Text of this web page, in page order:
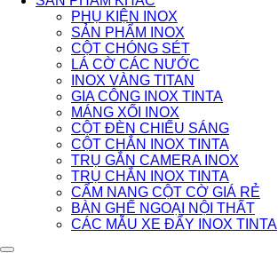
PHỤ KIỆN INOX
SẢN PHẨM INOX
CỘT CHÓNG SÉT
LÁ CỜ CÁC NƯỚC
INOX VÀNG TITAN
GIA CÔNG INOX TINTA
MÁNG XỐI INOX
CỘT ĐÈN CHIẾU SÁNG
CỘT CHẮN INOX TINTA
TRỤ GẮN CAMERA INOX
TRỤ CHẮN INOX TINTA
CẨM NANG CỘT CỜ GIÁ RẺ
BÀN GHẾ NGOẠI NỘI THẤT
CÁC MẪU XE ĐẨY INOX TINTA